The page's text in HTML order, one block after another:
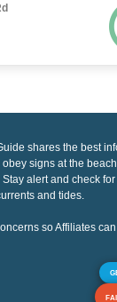
shares the best
signs at the
alert and check
and tides.
so Affiliates